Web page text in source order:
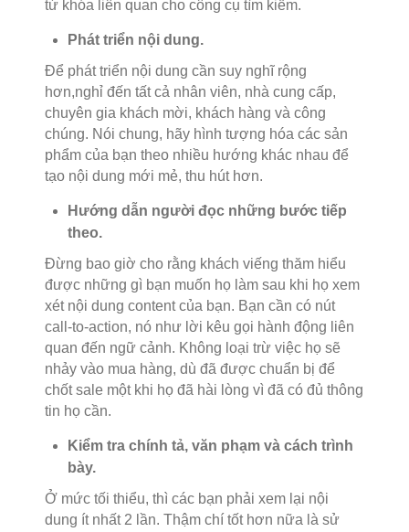
từ khóa liên quan cho công cụ tìm kiếm.
Phát triển nội dung.
Để phát triển nội dung cần suy nghĩ rộng
hơn,nghỉ đến tất cả nhân viên, nhà cung cấp,
chuyên gia khách mời, khách hàng và công
chúng. Nói chung, hãy hình tượng hóa các sản
phẩm của bạn theo nhiều hướng khác nhau để
tạo nội dung mới mẻ, thu hút hơn.
Hướng dẫn người đọc những bước tiếp
theo.
Đừng bao giờ cho rằng khách viếng thăm hiểu
được những gì bạn muốn họ làm sau khi họ xem
xét nội dung content của bạn. Bạn cần có nút
call-to-action, nó như lời kêu gọi hành động liên
quan đến ngữ cảnh. Không loại trừ việc họ sẽ
nhảy vào mua hàng, dù đã được chuẩn bị để
chốt sale một khi họ đã hài lòng vì đã có đủ thông
tin họ cần.
Kiểm tra chính tả, văn phạm và cách trình
bày.
Ở mức tối thiểu, thì các bạn phải xem lại nội
dung ít nhất 2 lần. Thậm chí tốt hơn nữa là sử